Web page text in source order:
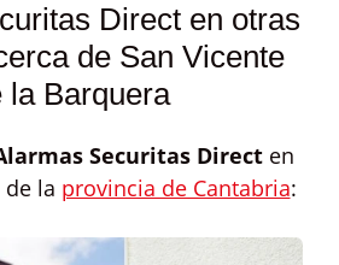
Direct en otras
de San Vicente
la Barquera
Securitas Direct en
la provincia de Cantabria: